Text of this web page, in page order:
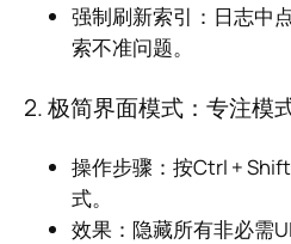
强制刷新索引：日志中
索不准问题。
2. 极简界面模式：专注模
操作步骤：按Ctrl +
式。
效果：隐藏所有非必需